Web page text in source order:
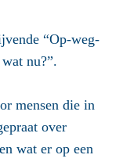
“Op-weg-
nu?”.
mensen die in
over
wat er op een